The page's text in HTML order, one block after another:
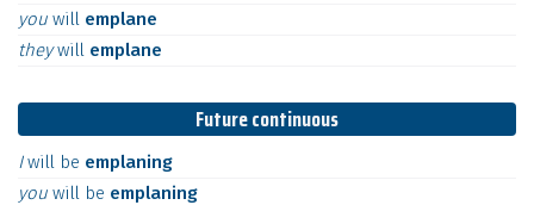
you will emplane
theywill emplane
Future continuous
Iwill be emplaning
you will be emplaning